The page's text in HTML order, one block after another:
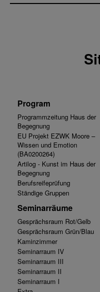
Program
Programmzeitung Haus der
Begegnung
EU Projekt EZWK Moore –
Wissen und Emotion
(BA0200264)
Artilog - Kunst im Haus der
Begegnung
Berufsreifeprüfung
Ständige Gruppen
Seminarräume
Gesprächsraum Rot/Gelb
Gesprächsraum Grün/Blau
Kaminzimmer
Seminarraum IV
Seminarraum III
Seminarraum II
Seminarraum I